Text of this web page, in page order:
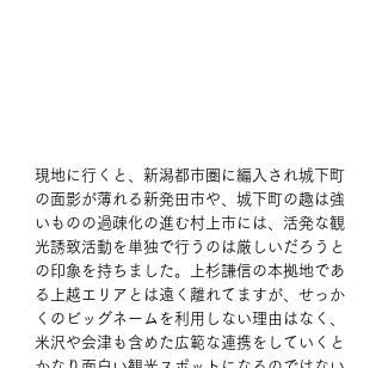
現地に行くと、新潟都市圏に編入され城下町
の面影が薄れる新発田市や、城下町の趣は強
いものの過疎化の進む村上市には、活発な観
光誘致活動を単独で行うのは厳しいだろうと
の印象を持ちました。上杉謙信の本拠地であ
る上越エリアとは遠く離れてますが、せっか
くのビッグネームを利用しない理由はなく、
米沢や会津も含めた広範な連携をしていくと